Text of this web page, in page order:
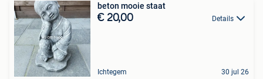
beton mooie staat
€ 20,00 Details
Ichtegem 30 jul 26